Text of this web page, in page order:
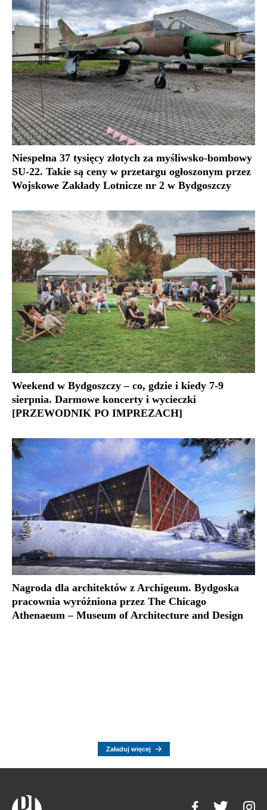
Niespełna 37 tysięcy złotych za myśliwsko-bombowy
SU-22. Takie są ceny w przetargu ogłoszonym przez
Wojskowe Zakłady Lotnicze nr 2 w Bydgoszczy
Weekend w Bydgoszczy – co, gdzie i kiedy 7-9
sierpnia. Darmowe koncerty i wycieczki
[PRZEWODNIK PO IMPREZACH]
Nagroda dla architektów z Archigeum. Bydgoska
pracownia wyróżniona przez The Chicago
Athenaeum – Museum of Architecture and Design
Załaduj więcej